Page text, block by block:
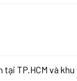
TP.HCM và